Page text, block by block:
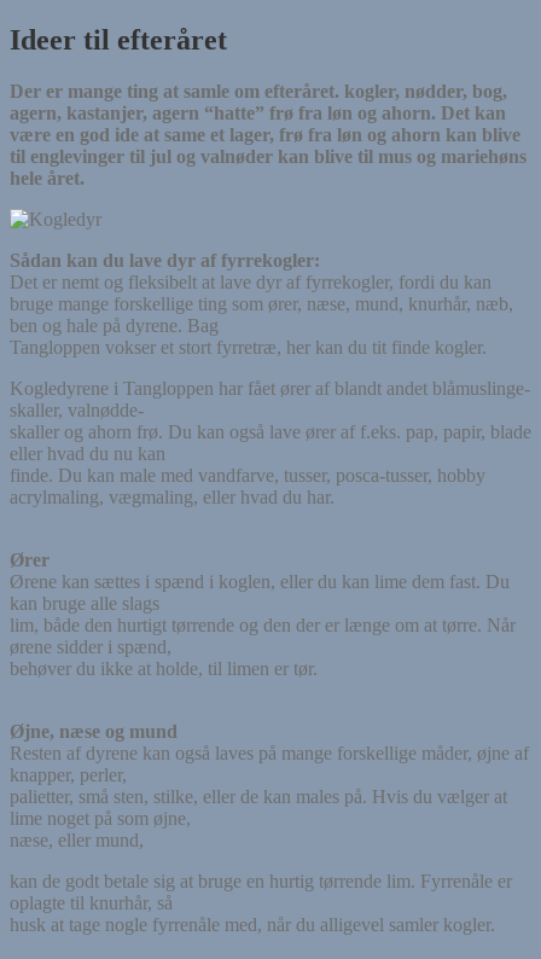
Ideer til efteråret
Der er mange ting at samle om efteråret. kogler, nødder, bog,
agern, kastanjer, agern “hatte” frø fra løn og ahorn. Det kan
være en god ide at same et lager, frø fra løn og ahorn kan blive
til englevinger til jul og valnøder kan blive til mus og mariehøns
hele året.
Sådan kan du lave dyr af fyrrekogler:
Det er nemt og fleksibelt at lave dyr af fyrrekogler, fordi du kan
bruge mange forskellige ting som ører, næse, mund, knurhår, næb,
ben og hale på dyrene. Bag
Tangloppen vokser et stort fyrretræ, her kan du tit finde kogler.
Kogledyrene i Tangloppen har fået ører af blandt andet blåmuslinge-
skaller, valnødde-
skaller og ahorn frø. Du kan også lave ører af f.eks. pap, papir, blade
eller hvad du nu kan
finde. Du kan male med vandfarve, tusser, posca-tusser, hobby
acrylmaling, vægmaling, eller hvad du har.
Ører
Ørene kan sættes i spænd i koglen, eller du kan lime dem fast. Du
kan bruge alle slags
lim, både den hurtigt tørrende og den der er længe om at tørre. Når
ørene sidder i spænd,
behøver du ikke at holde, til limen er tør.
Øjne, næse og mund
Resten af dyrene kan også laves på mange forskellige måder, øjne af
knapper, perler,
palietter, små sten, stilke, eller de kan males på. Hvis du vælger at
lime noget på som øjne,
næse, eller mund,
kan de godt betale sig at bruge en hurtig tørrende lim. Fyrrenåle er
oplagte til knurhår, så
husk at tage nogle fyrrenåle med, når du alligevel samler kogler.